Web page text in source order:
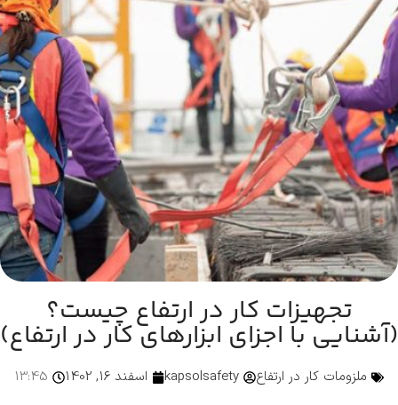
تجهیزات کار در ارتفاع چیست؟
(آشنایی با اجزای ابزارهای کار در ارتفاع)
ملزومات کار در ارتفاع kapsolsafety اسفند 16, 1402 13:45